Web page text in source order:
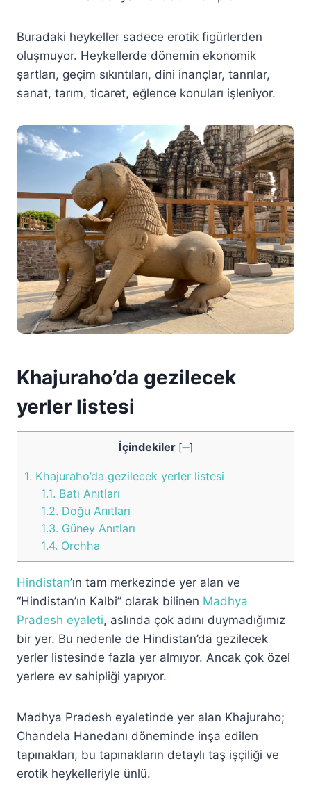
Buradaki heykeller sadece erotik figürlerden
oluşmuyor. Heykellerde dönemin ekonomik
şartları, geçim sıkıntıları, dini inançlar, tanrılar,
sanat, tarım, ticaret, eğlence konuları işleniyor.
Khajuraho’da gezilecek
yerler listesi
İçindekiler [➖]
1. Khajuraho’da gezilecek yerler listesi
1.1. Batı Anıtları
1.2. Doğu Anıtları
1.3. Güney Anıtları
1.4. Orchha
Hindistan’ın tam merkezinde yer alan ve
“Hindistan’ın Kalbi” olarak bilinen Madhya
Pradesh eyaleti, aslında çok adını duymadığımız
bir yer. Bu nedenle de Hindistan’da gezilecek
yerler listesinde fazla yer almıyor. Ancak çok özel
yerlere ev sahipliği yapıyor.
Madhya Pradesh eyaletinde yer alan Khajuraho;
Chandela Hanedanı döneminde inşa edilen
tapınakları, bu tapınakların detaylı taş işçiliği ve
erotik heykelleriyle ünlü.